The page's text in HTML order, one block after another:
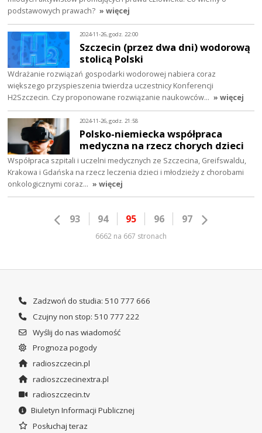
podstawowych prawach? » więcej
2024-11-26, godz. 22:00
Szczecin (przez dwa dni) wodorową
stolicą Polski
Wdrażanie rozwiązań gospodarki wodorowej nabiera coraz
większego przyspieszenia twierdza uczestnicy Konferencji
H2Szczecin. Czy proponowane rozwiązanie naukowców… » więcej
2024-11-26, godz. 21:58
Polsko-niemiecka współpraca
medyczna na rzecz chorych dzieci
Współpraca szpitali i uczelni medycznych ze Szczecina, Greifswaldu,
Krakowa i Gdańska na rzecz leczenia dzieci i młodzieży z chorobami
onkologicznymi coraz… » więcej
93 94 95 96 97
6662 na 667 stronach
Zadzwoń do studia: 510 777 666
Czujny non stop: 510 777 222
Wyślij do nas wiadomość
Prognoza pogody
radioszczecin.pl
radioszczecinextra.pl
radioszczecin.tv
Biuletyn Informacji Publicznej
Posłuchaj teraz